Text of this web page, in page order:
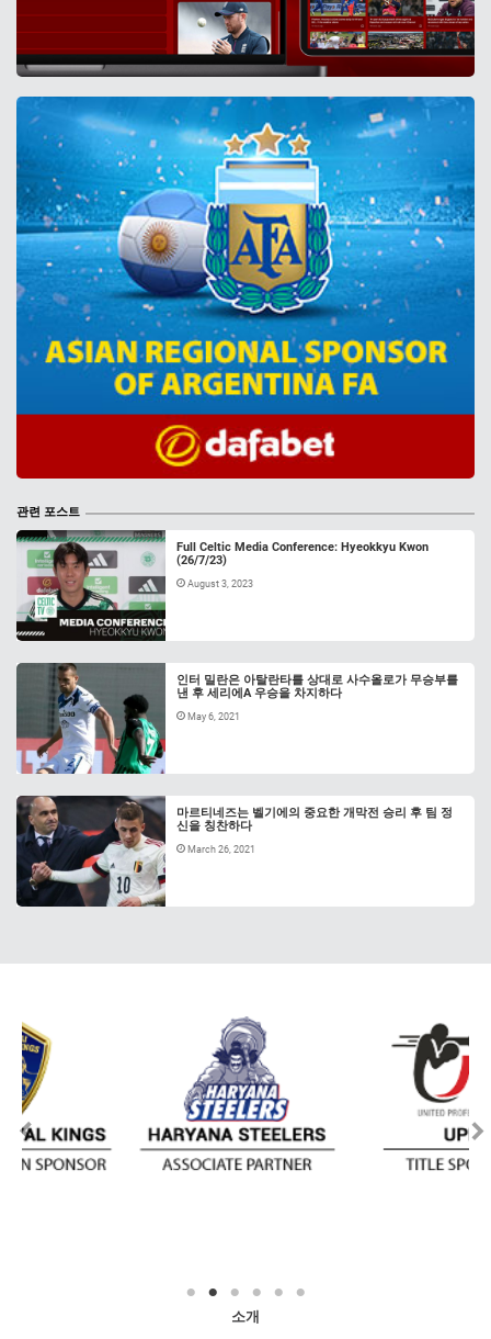
관련 포스트
Full Celtic Media Conference: Hyeokkyu Kwon
(26/7/23)
August 3, 2023
인터 밀란은 아탈란타를 상대로 사수올로가 무승부를
낸 후 세리에A 우승을 차지하다
May 6, 2021
마르티네즈는 벨기에의 중요한 개막전 승리 후 팀 정
신을 칭찬하다
March 26, 2021
소개